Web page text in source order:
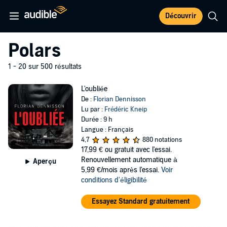
Découvrir
Polars
1 - 20 sur 500 résultats
Aperçu
L'oubliée
De : Florian Dennisson
Lu par : Frédéric Kneip
Durée : 9 h
Langue : Français
4,7
880 notations
17,99 € ou gratuit avec l'essai.
Renouvellement automatique à
5,99 €/mois après l'essai. Voir
conditions d'éligibilité
Essayez Standard gratuitement